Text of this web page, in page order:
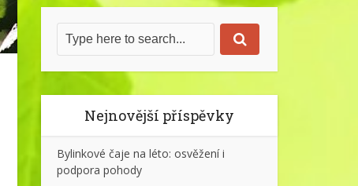
Nejnovější příspěvky
Bylinkové čaje na léto: osvěžení i
podpora pohody